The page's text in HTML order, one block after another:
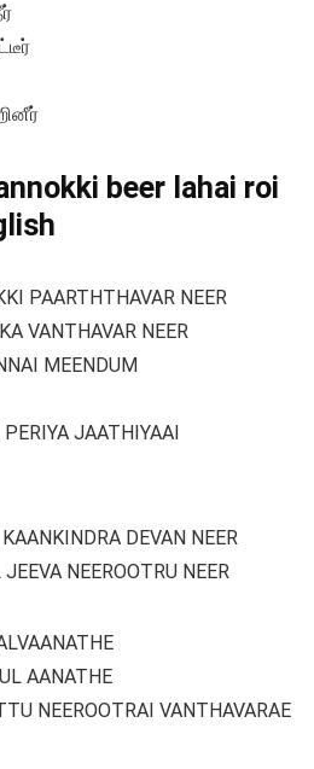
beer lahai roi
PAARTHTHAVAR NEER
VANTHAVAR NEER
MEENDUM
JAATHIYAAI
DEVAN NEER
NEEROOTRU NEER
AANATHE
NEEROOTRAI VANTHAVARAE